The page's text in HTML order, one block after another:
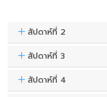
สัปดาห์ที่ 2
สัปดาห์ที่ 3
สัปดาห์ที่ 4